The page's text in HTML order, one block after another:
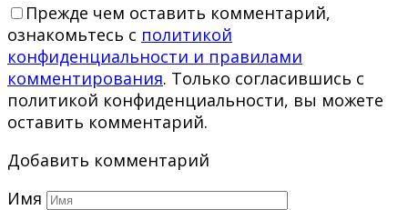
Прежде чем оставить комментарий,
ознакомьтесь с политикой
конфиденциальности и правилами
комментирования. Только согласившись с
политикой конфиденциальности, вы можете
оставить комментарий.
Добавить комментарий
Имя